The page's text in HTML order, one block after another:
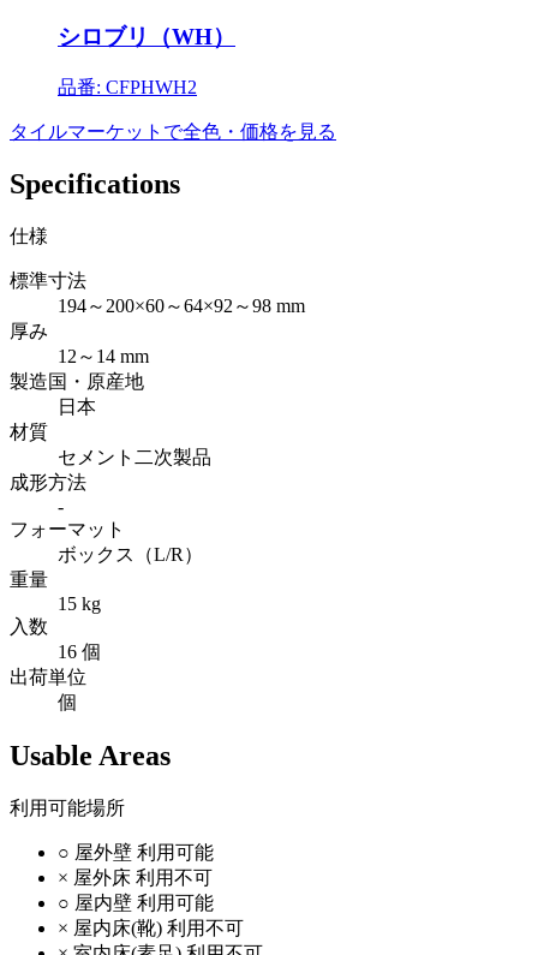
シロブリ（WH）
品番: CFPHWH2
タイルマーケットで全色・価格を見る
Specifications
仕様
標準寸法
194～200×60～64×92～98 mm
厚み
12～14 mm
製造国・原産地
日本
材質
セメント二次製品
成形方法
-
フォーマット
ボックス（L/R）
重量
15 kg
入数
16 個
出荷単位
個
Usable Areas
利用可能場所
○ 屋外壁 利用可能
× 屋外床 利用不可
○ 屋内壁 利用可能
× 屋内床(靴) 利用不可